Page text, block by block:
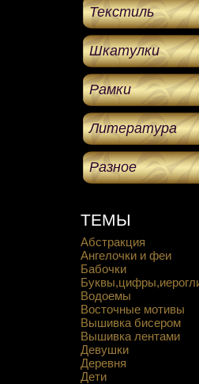
Текстиль
Шкатулки
Рамки
Литература
Разное
ТЕМЫ
Абстракция
Ангелочки и феи
Бабочки
Водоемы
Восточные мотивы
Вышивка бисером
Вышивка лентами
Девушки
Деревня
Дети